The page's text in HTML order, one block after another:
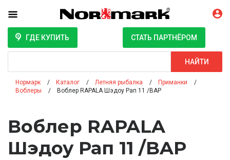
ГДЕ КУПИТЬ СТАТЬ ПАРТНЁРОМ
НАЙТИ
Нормарк Каталог Летняя рыбалка
Приманки
Воблеры
Воблер RAPALA Шэдоу Рап 11 /BAP
Воблер RAPALA
Шэдоу Рап 11 /BAP